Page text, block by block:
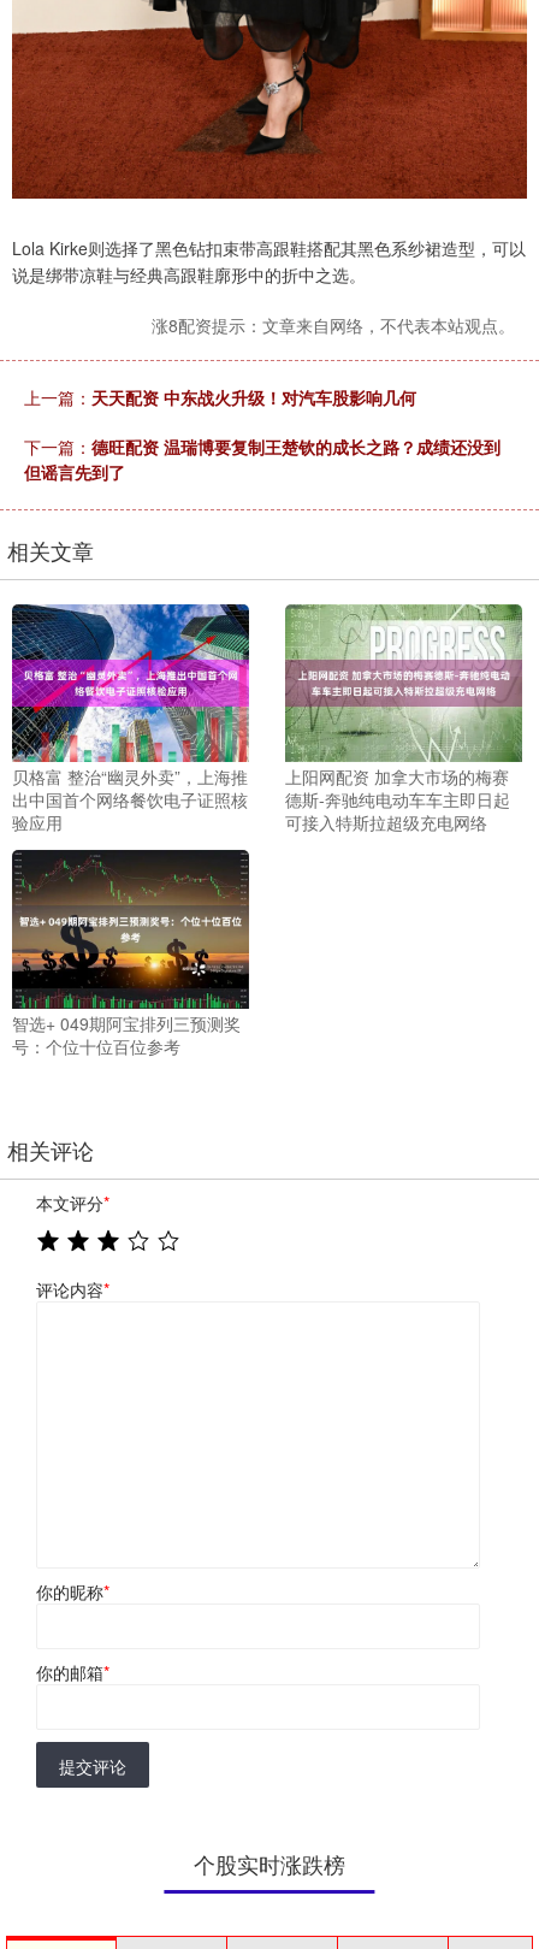
Lola Kirke则选择了黑色钻扣束带高跟鞋搭配其黑色系纱裙造型，可以
说是绑带凉鞋与经典高跟鞋廓形中的折中之选。
涨8配资提示：文章来自网络，不代表本站观点。
上一篇： 天天配资 中东战火升级！对汽车股影响几何
下一篇： 德旺配资 温瑞博要复制王楚钦的成长之路？成绩还没到
但谣言先到了
相关文章
贝格富 整治“幽灵外卖”，上海推
出中国首个网络餐饮电子证照核
验应用
上阳网配资 加拿大市场的梅赛
德斯-奔驰纯电动车车主即日起
可接入特斯拉超级充电网络
智选+ 049期阿宝排列三预测奖
号：个位十位百位参考
相关评论
本文评分*
评论内容*
你的昵称*
你的邮箱*
提交评论
个股实时涨跌榜